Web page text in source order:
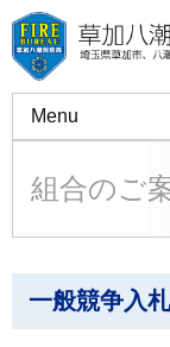
Menu
許可・申請・
組合のご
一般競争入